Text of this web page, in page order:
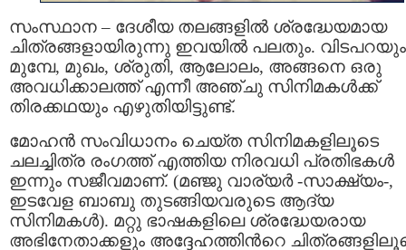
സംസ്ഥാന – ദേശീയ തലങ്ങളിൽ ശ്രദ്ധേയമായ
ചിത്രങ്ങളായിരുന്നു ഇവയിൽ പലതും. വിടപറയും
മുമ്പേ, മുഖം, ശ്രുതി, ആലോലം, അങ്ങനെ ഒരു
അവധിക്കാലത്ത് എന്നീ അഞ്ചു സിനിമകൾക്ക്
തിരക്കഥയും എഴുതിയിട്ടുണ്ട്.
മോഹൻ സംവിധാനം ചെയ്ത സിനിമകളിലൂടെ
ചലച്ചിത്ര രംഗത്ത് എത്തിയ നിരവധി പ്രതിഭകൾ
ഇന്നും സജീവമാണ്. (മഞ്ജു വാര്യർ -സാക്ഷ്യം-,
ഇടവേള ബാബു തുടങ്ങിയവരുടെ ആദ്യ
സിനിമകൾ). മറ്റു ഭാഷകളിലെ ശ്രദ്ധേയരായ
അഭിനേതാക്കളും അദ്ദേഹത്തിൻറെ